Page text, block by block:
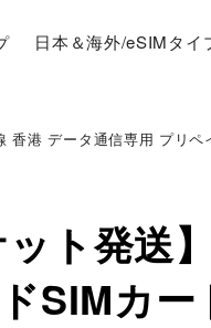
日本＆海外/eSIMタイ
香港 データ通信専用 プリ
ト発送
SIMカ